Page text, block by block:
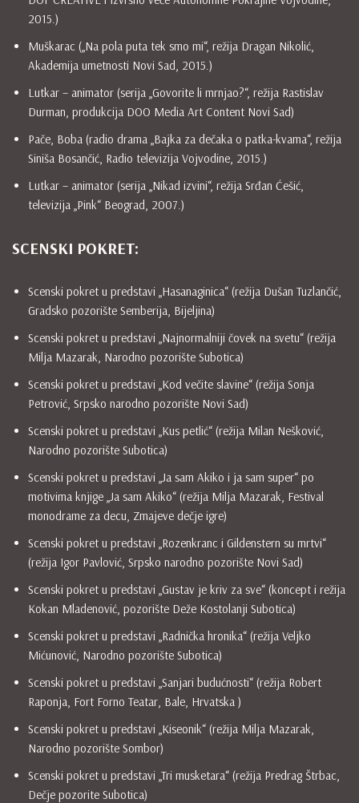
2015.)
Muškarac („Na pola puta tek smo mi“, režija Dragan Nikolić,
Akademija umetnosti Novi Sad, 2015.)
Lutkar – animator (serija „Govorite li mrnjao?“, režija Rastislav
Durman, produkcija DOO Media Art Content Novi Sad)
Pače, Boba (radio drama „Bajka za dečaka o patka-kvama“, režija
Siniša Bosančić, Radio televizija Vojvodine, 2015.)
Lutkar – animator (serija „Nikad izvini“, režija Srđan Ćešić,
televizija „Pink“ Beograd, 2007.)
SCENSKI POKRET:
Scenski pokret u predstavi „Hasanaginica“ (režija Dušan Tuzlančić,
Gradsko pozorište Semberija, Bijeljina)
Scenski pokret u predstavi „Najnormalniji čovek na svetu“ (režija
Milja Mazarak, Narodno pozorište Subotica)
Scenski pokret u predstavi „Kod večite slavine“ (režija Sonja
Petrović, Srpsko narodno pozorište Novi Sad)
Scenski pokret u predstavi „Kus petlić“ (režija Milan Nešković,
Narodno pozorište Subotica)
Scenski pokret u predstavi „Ja sam Akiko i ja sam super“ po
motivima knjige „Ja sam Akiko“ (režija Milja Mazarak, Festival
monodrame za decu, Zmajeve dečje igre)
Scenski pokret u predstavi „Rozenkranc i Gildenstern su mrtvi“
(režija Igor Pavlović, Srpsko narodno pozorište Novi Sad)
Scenski pokret u predstavi „Gustav je kriv za sve“ (koncept i režija
Kokan Mladenović, pozorište Deže Kostolanji Subotica)
Scenski pokret u predstavi „Radnička hronika“ (režija Veljko
Mićunović, Narodno pozorište Subotica)
Scenski pokret u predstavi „Sanjari budućnosti“ (režija Robert
Raponja, Fort Forno Teatar, Bale, Hrvatska )
Scenski pokret u predstavi „Kiseonik“ (režija Milja Mazarak,
Narodno pozorište Sombor)
Scenski pokret u predstavi „Tri musketara“ (režija Predrag Štrbac,
Dečje pozorite Subotica)